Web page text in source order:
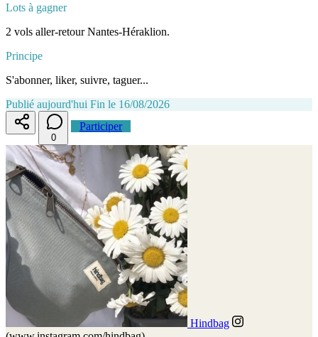
Lots à gagner
2 vols aller-retour Nantes-Héraklion.
Principe
S'abonner, liker, suivre, taguer...
Publié aujourd'hui Fin le 16/08/2026
0
Participer
Hindbag